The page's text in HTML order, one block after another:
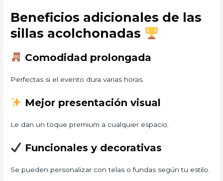
Beneficios adicionales de las
sillas acolchonadas
Comodidad prolongada
Perfectas si el evento dura varias horas.
Mejor presentación visual
Le dan un toque premium a cualquier espacio.
Funcionales y decorativas
Se pueden personalizar con telas o fundas según tu estilo.